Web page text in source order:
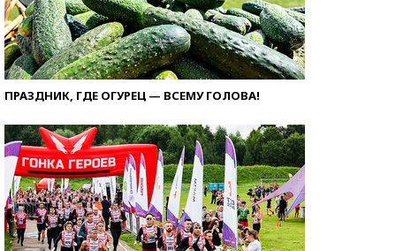
ПРАЗДНИК, ГДЕ ОГУРЕЦ — ВСЕМУ ГОЛОВА!